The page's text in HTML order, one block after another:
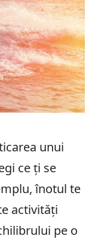
unui
ce ți se
înotul te
activități
pe o